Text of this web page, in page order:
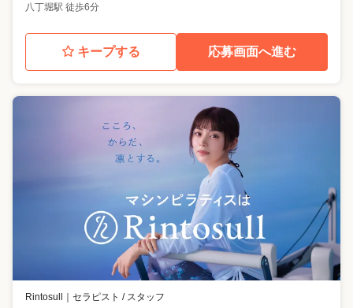
八丁堀駅 徒歩6分
キープする 応募画面へ進む
Rintosull セラピスト / スタッフ